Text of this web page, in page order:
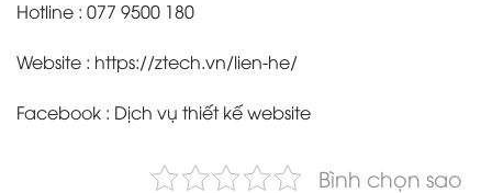
Hotline : 077 9500 180
Website : https://ztech.vn/lien-he/
Facebook : Dịch vụ thiết kế website
Bình chọn sao